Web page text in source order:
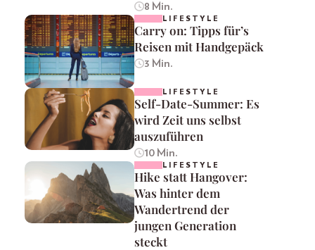
8 Min.
LIFESTYLE
Carry on: Tipps für’s
Reisen mit Handgepäck
3 Min.
LIFESTYLE
Self-Date-Summer: Es
wird Zeit uns selbst
auszuführen
10 Min.
LIFESTYLE
Hike statt Hangover:
Was hinter dem
Wandertrend der
jungen Generation
steckt